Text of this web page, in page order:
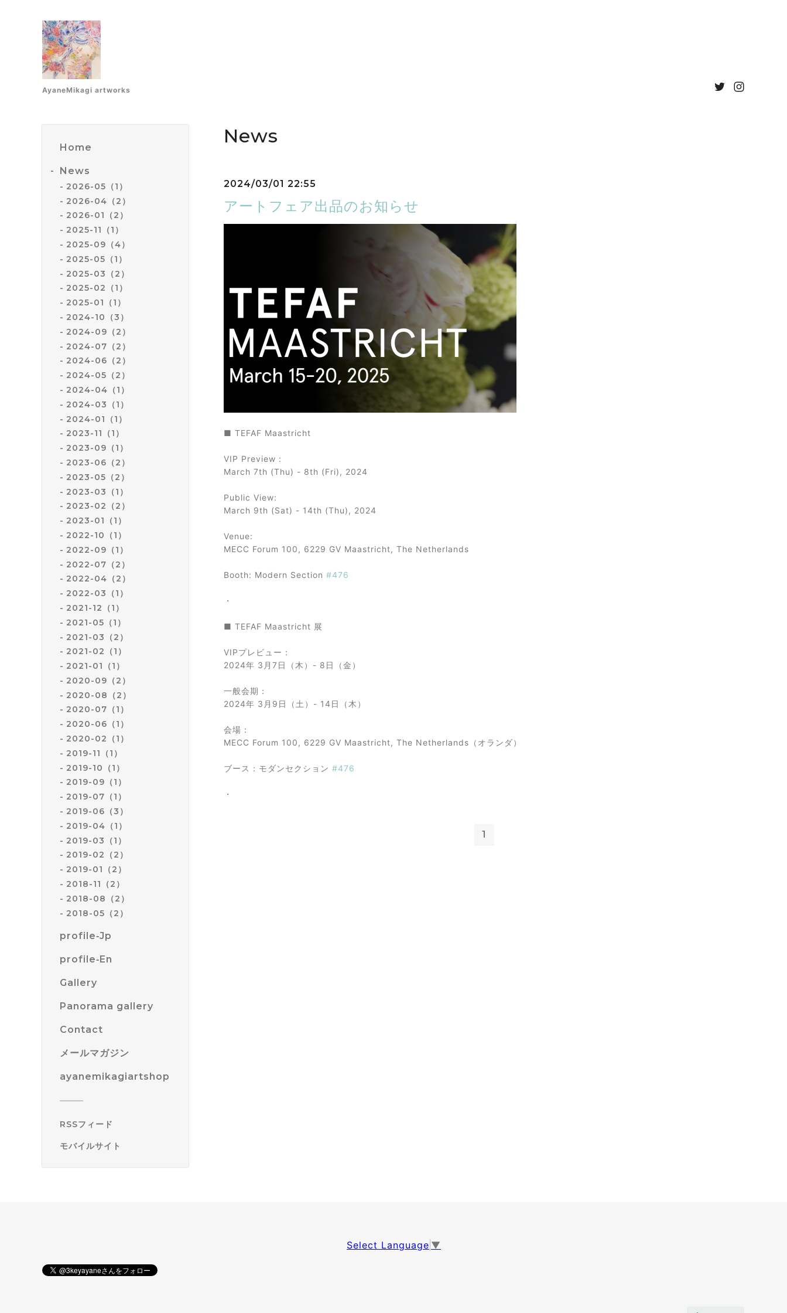
AyaneMikagi artworks
Home
News
2026-05（1）
2026-04（2）
2026-01（2）
2025-11（1）
2025-09（4）
2025-05（1）
2025-03（2）
2025-02（1）
2025-01（1）
2024-10（3）
2024-09（2）
2024-07（2）
2024-06（2）
2024-05（2）
2024-04（1）
2024-03（1）
2024-01（1）
2023-11（1）
2023-09（1）
2023-06（2）
2023-05（2）
2023-03（1）
2023-02（2）
2023-01（1）
2022-10（1）
2022-09（1）
2022-07（2）
2022-04（2）
2022-03（1）
2021-12（1）
2021-05（1）
2021-03（2）
2021-02（1）
2021-01（1）
2020-09（2）
2020-08（2）
2020-07（1）
2020-06（1）
2020-02（1）
2019-11（1）
2019-10（1）
2019-09（1）
2019-07（1）
2019-06（3）
2019-04（1）
2019-03（1）
2019-02（2）
2019-01（2）
2018-11（2）
2018-08（2）
2018-05（2）
profile‐Jp
profile‐En
Gallery
Panorama gallery
Contact
メールマガジン
ayanemikagiartshop
RSSフィード
モバイルサイト
News
2024/03/01 22:55
アートフェア出品のお知らせ
■ TEFAF Maastricht
VIP Preview :
March 7th (Thu) - 8th (Fri), 2024
Public View:
March 9th (Sat) - 14th (Thu), 2024
Venue:
MECC Forum 100, 6229 GV Maastricht, The Netherlands
Booth: Modern Section #476
・
■ TEFAF Maastricht 展
VIPプレビュー：
2024年 3月7日（木）- 8日（金）
一般会期：
2024年 3月9日（土）- 14日（木）
会場：
MECC Forum 100, 6229 GV Maastricht, The Netherlands（オランダ）
ブース：モダンセクション #476
・
1
Select Language ▼